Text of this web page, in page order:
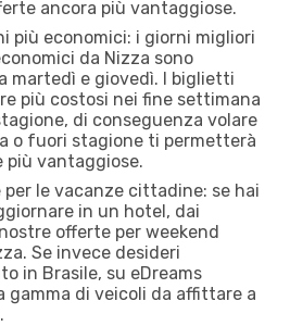
ancora più vantaggiose.
più economici: i giorni migliori
da Nizza sono
martedì e giovedì. I biglietti
più costosi nei fine settimana
di conseguenza volare
o fuori stagione ti permetterà
vantaggiose.
per le vacanze cittadine: se hai
in un hotel, dai
offerte per weekend
Se invece desideri
in Brasile, su eDreams
gamma di veicoli da affittare a